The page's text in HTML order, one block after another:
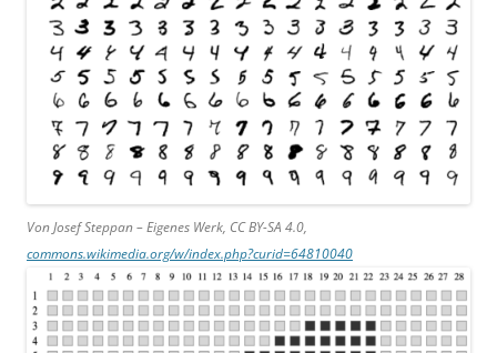
Von Josef Steppan – Eigenes Werk, CC BY-SA 4.0,
commons.wikimedia.org/w/index.php?curid=64810040